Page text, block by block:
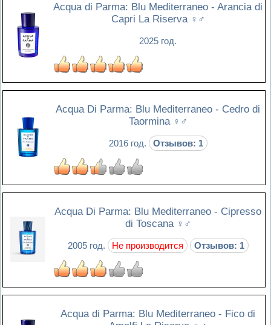
Acqua di Parma: Blu Mediterraneo - Arancia di
Capri La Riserva ♀♂
2025 год.
Acqua Di Parma: Blu Mediterraneo - Cedro di
Taormina ♀♂
2016 год. Отзывов: 1
Acqua Di Parma: Blu Mediterraneo - Cipresso
di Toscana ♀♂
2005 год. Не производится Отзывов: 1
Acqua di Parma: Blu Mediterraneo - Fico di